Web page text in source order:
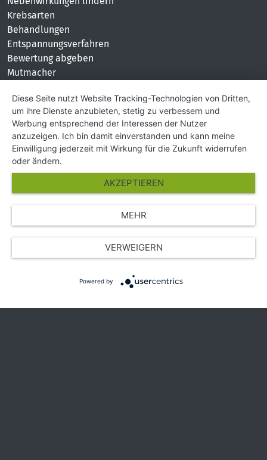
Krebsarten
Behandlungen
Entspannungsverfahren
Bewertung abgeben
Mutmacher
KONTAKT
Impressum
Hilfe und Kontakt
Partner
Presse
Über Uns
© Copyright 2026 SGK Stärker gegen Krebs
Diese Seite nutzt Website Tracking-Technologien von Dritten,
um ihre Dienste anzubieten, stetig zu verbessern und
Werbung entsprechend der Interessen der Nutzer
anzuzeigen. Ich bin damit einverstanden und kann meine
Einwilligung jederzeit mit Wirkung für die Zukunft widerrufen
oder ändern.
VERWEIGERN
AKZEPTIEREN
MEHR
Powered by